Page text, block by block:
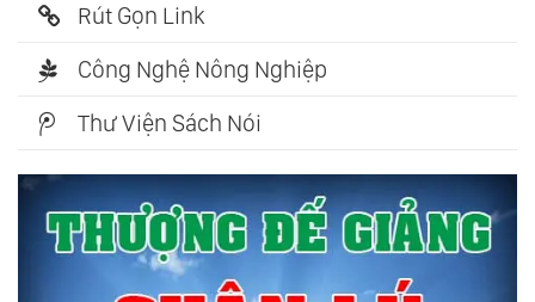
Rút Gọn Link
Công Nghệ Nông Nghiệp
Thư Viện Sách Nói